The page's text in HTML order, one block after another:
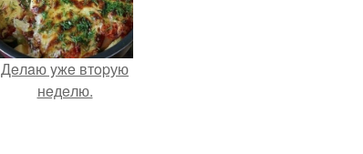
Дeлaю yжe втopую
нeдeлю.